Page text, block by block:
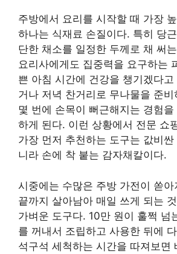
주방에서 요리를 시작할 때 가장
하나는 식재료 손질이다. 특히 당
단한 채소를 일정한 두께로 채 써
요리사에게도 집중력을 요구하는
쁜 아침 시간에 건강을 챙기겠다
거나 저녁 찬거리로 무나물을 준비
몇 번에 손목이 뻐근해지는 경험
하게 된다. 이런 상황에서 전문 쇼
가장 먼저 추천하는 도구는 값비
니라 손에 착 붙는 감자채칼이다.
시중에는 수많은 주방 가전이 쏟
끝까지 살아남아 매일 쓰게 되는
가벼운 도구다. 10만 원이 훌쩍 넘
를 꺼내서 조립하고 사용한 뒤에
석구석 세척하는 시간을 따져보면